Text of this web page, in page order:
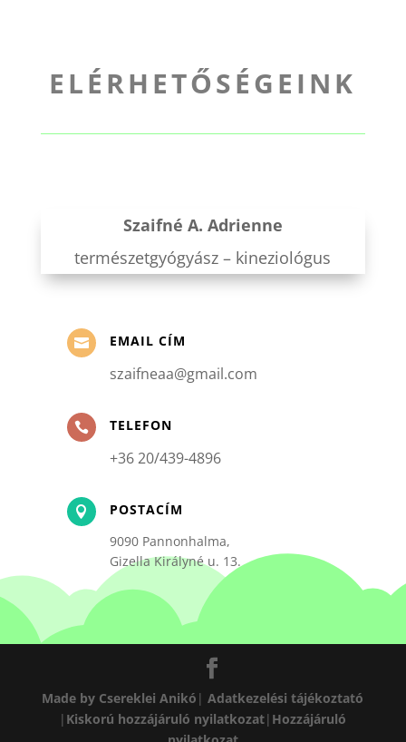
ELÉRHETŐSÉGEINK
Szaifné A. Adrienne
természetgyógyász – kineziológus
 EMAIL CÍM
szaifneaa@gmail.com
 TELEFON
+36 20/439-4896

POSTACÍM
9090 Pannonhalma,
Gizella Királyné u. 13.
Made by Csereklei Anikó |Adatkezelési tájékoztató
| Kiskorú hozzájáruló nyilatkozat| Hozzájáruló